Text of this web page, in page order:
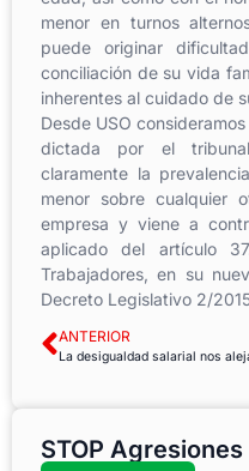
menor en turnos
puede originar
conciliación de su vida
inherentes al cuidado de
Desde USO
dictada por el
claramente la
menor sobre cualquier
empresa y viene a
aplicado del artículo
Trabajadores, en su
Decreto Legislativo 2/
ANTERIOR
STOP Agresiones